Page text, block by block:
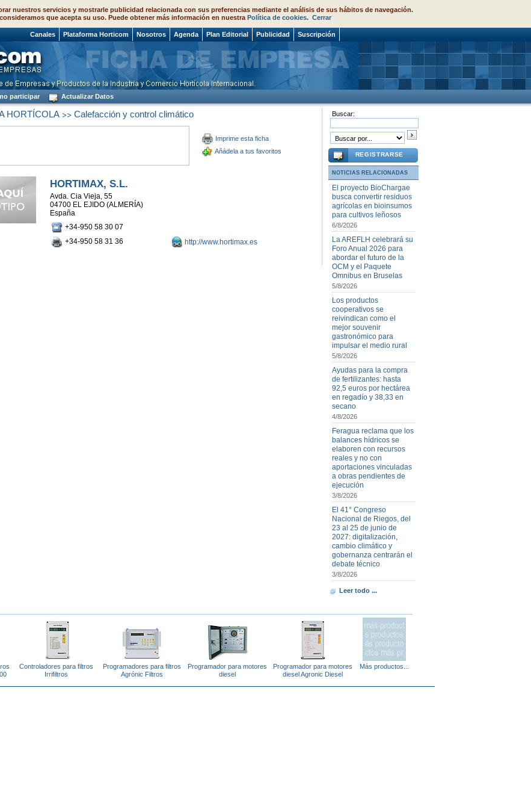
nuestros servicios y mostrarle publicidad relacionada con sus preferencias mediante el análisis de sus hábitos de navegación.
que acepta su uso. Puede obtener más información en nuestra Política de cookies. Cerrar
Canales Plataforma Horticom Nosotros Agenda Plan Editorial Publicidad Suscripción
participar Actualizar Datos
HORTÍCOLA>> Calefacción y control climático
Imprime esta ficha
Añádela a tus favoritos
HORTIMAX, S.L.
Avda. Cia Vieja, 55
04700 EL EJIDO (ALMERÍA)
España
+34-950 58 30 07
+34-950 58 31 36
http://www.hortimax.es
Buscar:
REGISTRARSE
NOTICIAS RELACIONADAS
El proyecto BioChargae
busca convertir residuos
agrícolas en bioinsumos
para cultivos leñosos
6/8/2026
La AREFLH celebrará su
Foro Anual 2026 para
abordar el futuro de la
OCM y el Paquete
Omnibus en Bruselas
5/8/2026
Los productos
cooperativos se
reivindican como el
mejor souvenir
gastronómico para
impulsar el medio rural
5/8/2026
Ayudas para la compra
de fertilizantes: hasta
92,5 euros por hectárea
en regadío y 38,33 en
secano
4/8/2026
Feragua reclama que los
balances hídricos se
elaboren con recursos
reales y no con
aportaciones vinculadas
a obras pendientes de
ejecución
3/8/2026
El 41° Congreso
Nacional de Riegos, del
23 al 25 de junio de
2027: digitalización,
cambio climático y
gobernanza centrarán el
debate técnico
3/8/2026
Leer todo ...
Controladores para filtros
Irrifiltros
Programadores para filtros
Agrónic Filtros
Programador para motores
diesel
Programador para motores
diesel Agronic Diesel
Más productos...